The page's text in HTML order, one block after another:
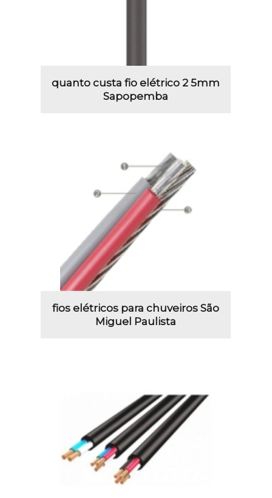
quanto custa fio elétrico 2 5mm
Sapopemba
fios elétricos para chuveiros São
Miguel Paulista